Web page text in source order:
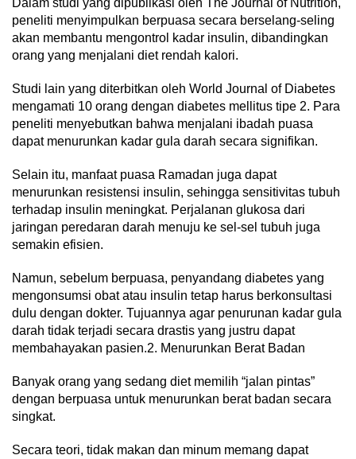
peneliti menyimpulkan berpuasa secara berselang-seling
akan membantu mengontrol kadar insulin, dibandingkan
orang yang menjalani diet rendah kalori.
Studi lain yang diterbitkan oleh World Journal of Diabetes
mengamati 10 orang dengan diabetes mellitus tipe 2. Para
peneliti menyebutkan bahwa menjalani ibadah puasa
dapat menurunkan kadar gula darah secara signifikan.
Selain itu, manfaat puasa Ramadan juga dapat
menurunkan resistensi insulin, sehingga sensitivitas tubuh
terhadap insulin meningkat. Perjalanan glukosa dari
jaringan peredaran darah menuju ke sel-sel tubuh juga
semakin efisien.
Namun, sebelum berpuasa, penyandang diabetes yang
mengonsumsi obat atau insulin tetap harus berkonsultasi
dulu dengan dokter. Tujuannya agar penurunan kadar gula
darah tidak terjadi secara drastis yang justru dapat
membahayakan pasien.2. Menurunkan Berat Badan
Banyak orang yang sedang diet memilih “jalan pintas”
dengan berpuasa untuk menurunkan berat badan secara
singkat.
Secara teori, tidak makan dan minum memang dapat